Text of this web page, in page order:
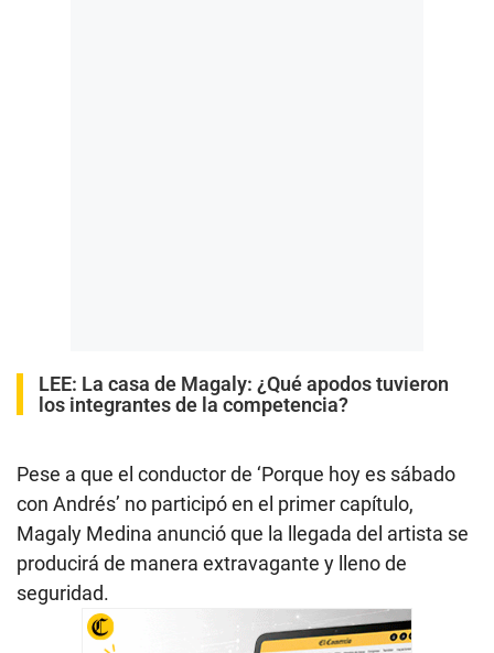
LEE: La casa de Magaly: ¿Qué apodos tuvieron
los integrantes de la competencia?
Pese a que el conductor de ‘Porque hoy es sábado
con Andrés’ no participó en el primer capítulo,
Magaly Medina anunció que la llegada del artista se
producirá de manera extravagante y lleno de
seguridad.